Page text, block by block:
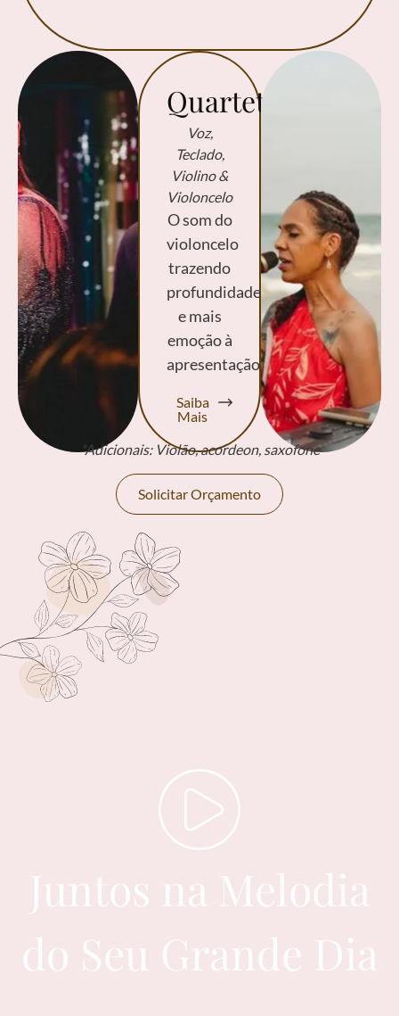
Quarteto
Voz,
Teclado,
Violino &
Violoncelo
O som do
violoncelo
trazendo
profundidade
e mais
emoção à
apresentação.
Saiba
Mais
*Adicionais: Violão, acordeon, saxofone
Solicitar Orçamento